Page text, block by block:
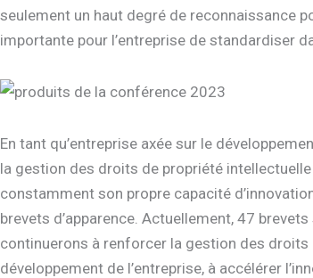
seulement un haut degré de reconnaissance
importante pour l’entreprise de standardiser
En tant qu’entreprise axée sur le
la gestion des droits de propriété
constamment son propre capacité
brevets d’apparence. Actuellement, 47
continuerons à renforcer la gestion des
développement de l’entreprise, à accélérer